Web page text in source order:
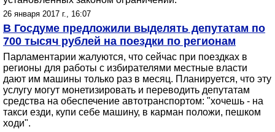
26 января 2017 г., 16:07
В Госдуме предложили выделять депутатам по
700 тысяч рублей на поездки по регионам
Парламентарии жалуются, что сейчас при поездках в
регионы для работы с избирателями местные власти
дают им машины только раз в месяц. Планируется, что эту
услугу могут монетизировать и переводить депутатам
средства на обеспечение автотранспортом: "хочешь - на
такси езди, купи себе машину, в карман положи, пешком
ходи".